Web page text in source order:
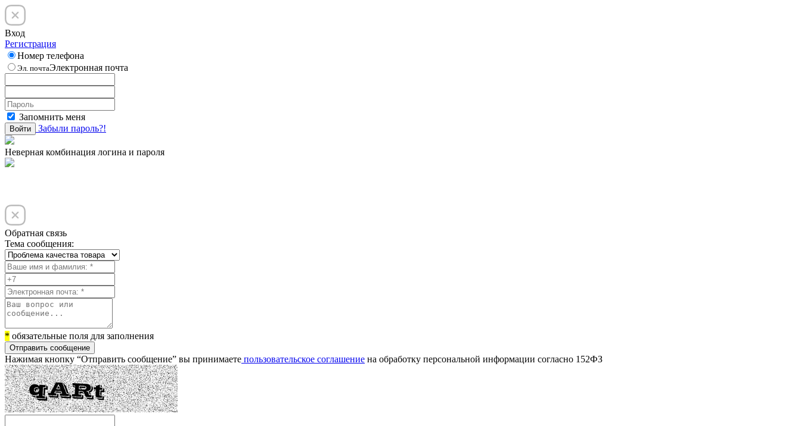
Вход
Регистрация
Номер телефона
Эл. почтаЭлектронная почта
Запомнить меня
Войти Забыли пароль?!
Неверная комбинация логина и пароля
Обратная связь
Тема сообщения:
* обязательные поля для заполнения
Отправить сообщение
Нажимая кнопку “Отправить сообщение” вы принимаете пользовательское соглашение на обработку персональной информации согласно 152ФЗ